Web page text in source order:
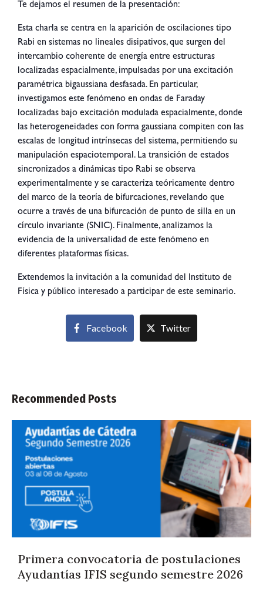
Te dejamos el resumen de la presentación:
Esta charla se centra en la aparición de oscilaciones tipo
Rabi en sistemas no lineales disipativos, que surgen del
intercambio coherente de energía entre estructuras
localizadas espacialmente, impulsadas por una excitación
paramétrica bigaussiana desfasada. En particular,
investigamos este fenómeno en ondas de Faraday
localizadas bajo excitación modulada espacialmente, donde
las heterogeneidades con forma gaussiana compiten con las
escalas de longitud intrínsecas del sistema, permitiendo su
manipulación espaciotemporal. La transición de estados
sincronizados a dinámicas tipo Rabi se observa
experimentalmente y se caracteriza teóricamente dentro
del marco de la teoría de bifurcaciones, revelando que
ocurre a través de una bifurcación de punto de silla en un
círculo invariante (SNIC). Finalmente, analizamos la
evidencia de la universalidad de este fenómeno en
diferentes plataformas físicas.
Extendemos la invitación a la comunidad del Instituto de
Física y público interesado a participar de este seminario.
Facebook Twitter
Recommended Posts
Primera convocatoria de postulaciones
Ayudantías IFIS segundo semestre 2026